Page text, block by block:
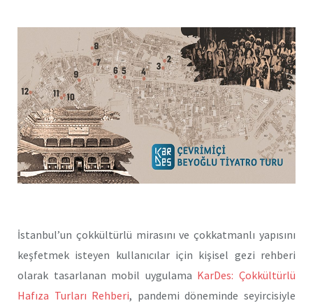
İstanbul’un çokkültürlü mirasını ve çokkatmanlı yapısını
keşfetmek isteyen kullanıcılar için kişisel gezi rehberi
olarak tasarlanan mobil uygulama KarDes: Çokkültürlü
Hafıza Turları Rehberi, pandemi döneminde seyircisiyle